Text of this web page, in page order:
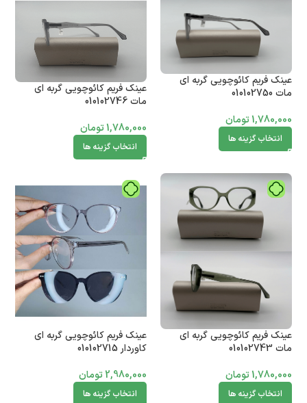
عینک فریم کائوچویی گربه ای
مات 010102750
1,780,000تومان
انتخاب گزینه ها
عینک فریم کائوچویی گربه ای
مات 010102746
1,780,000تومان
انتخاب گزینه ها
عینک فریم کائوچویی گربه ای
مات 010102743
1,780,000تومان
انتخاب گزینه ها
عینک فریم کائوچویی گربه ای
کاوردار 010102715
2,980,000تومان
انتخاب گزینه ها